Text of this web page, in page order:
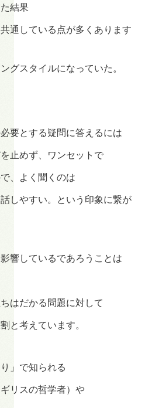
結果
通している点が多くあります
グスタイルになっていた。
要とする疑問に答えるには
止めず、ワンセットで
、よく聞くのは
しやすい。という印象に繋が
響しているであろうことは
はだかる問題に対して
と考えています。
」で知られる
リスの哲学者）や